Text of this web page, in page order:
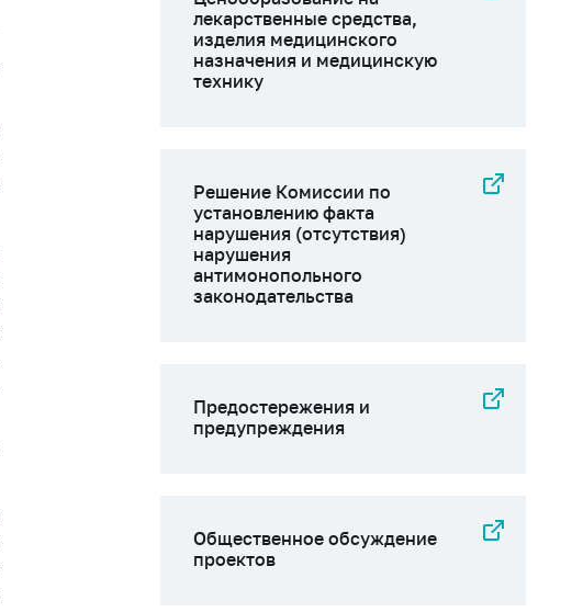
лекарственные средства,
изделия медицинского
назначения и медицинскую
технику
Решение Комиссии по
установлению факта
нарушения (отсутствия)
нарушения
антимонопольного
законодательства
Предостережения и
предупреждения
Общественное обсуждение
проектов